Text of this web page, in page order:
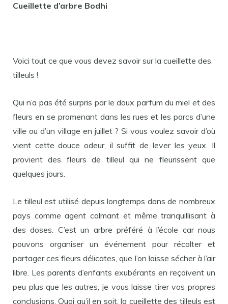
Cueillette d’arbre Bodhi
Voici tout ce que vous devez savoir sur la cueillette des
tilleuls !
Qui n’a pas été surpris par le doux parfum du miel et des
fleurs en se promenant dans les rues et les parcs d’une
ville ou d’un village en juillet ? Si vous voulez savoir d’où
vient cette douce odeur, il suffit de lever les yeux. Il
provient des fleurs de tilleul qui ne fleurissent que
quelques jours.
Le tilleul est utilisé depuis longtemps dans de nombreux
pays comme agent calmant et même tranquillisant à
des doses. C’est un arbre préféré à l’école car nous
pouvons organiser un événement pour récolter et
partager ces fleurs délicates, que l’on laisse sécher à l’air
libre. Les parents d’enfants exubérants en reçoivent un
peu plus que les autres, je vous laisse tirer vos propres
conclusions. Quoi qu’il en soit, la cueillette des tilleuls est